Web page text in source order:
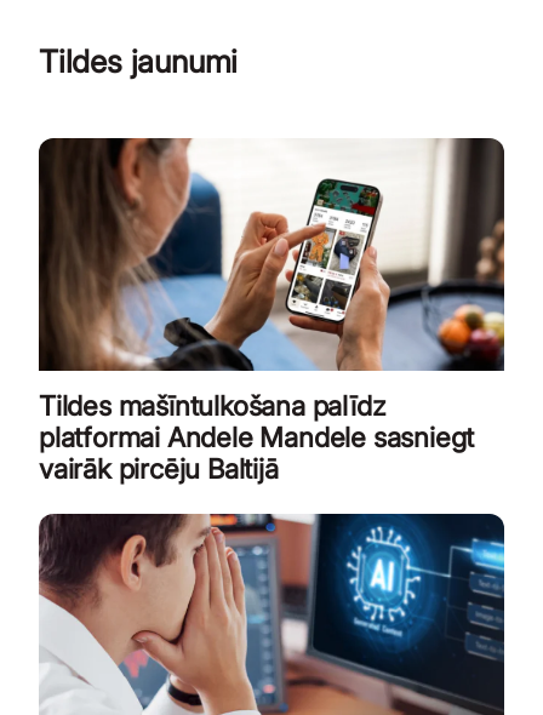
Tildes jaunumi
Tildes mašīntulkošana palīdz
platformai Andele Mandele sasniegt
vairāk pircēju Baltijā